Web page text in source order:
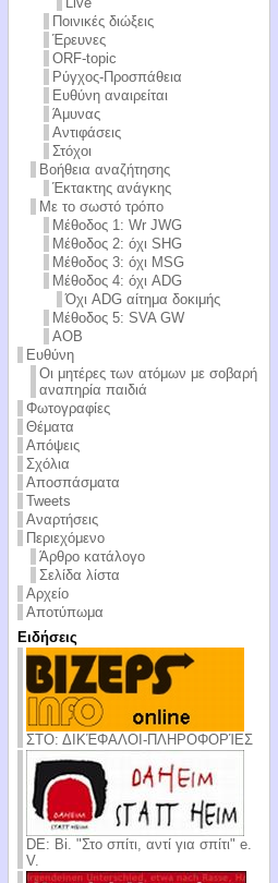
Ποινικές διώξεις
Έρευνες
ORF-topic
Ρύγχος-Προσπάθεια
Ευθύνη αναιρείται
Άμυνας
Αντιφάσεις
Στόχοι
Βοήθεια αναζήτησης
Έκτακτης ανάγκης
Με το σωστό τρόπο
Μέθοδος 1: Wr JWG
Μέθοδος 2: όχι SHG
Μέθοδος 3: όχι MSG
Μέθοδος 4: όχι ADG
Όχι ADG αίτημα δοκιμής
Μέθοδος 5: SVA GW
AOB
Ευθύνη
Οι μητέρες των ατόμων με σοβαρή
αναπηρία παιδιά
Φωτογραφίες
Θέματα
Απόψεις
Σχόλια
Αποσπάσματα
Tweets
Αναρτήσεις
Περιεχόμενο
Άρθρο κατάλογο
Σελίδα λίστα
Αρχείο
Αποτύπωμα
Ειδήσεις
ΣΤΟ: ΔΙΚΈΦΑΛΟΙ-ΠΛΗΡΟΦΟΡΊΕΣ
DE: Bi. "Στο σπίτι, αντί για σπίτι" e.
V.